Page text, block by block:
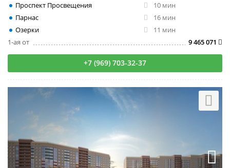
Проспект Просвещения
10 мин
Парнас
16 мин
Озерки
11 мин
1-ая от
9 465 071
+7 (969) 703-32-37